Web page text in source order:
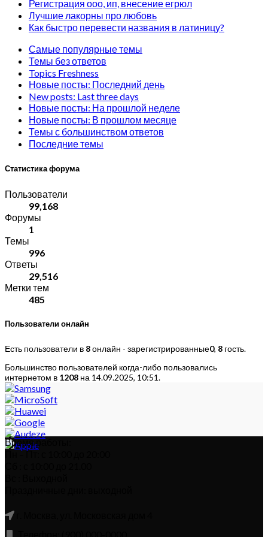
Регистрация ооо, ип, внесение егрюл
Лучшие лакорны про любовь
Как быстро перевести названия в латиницу?
Самые популярные темы
Темы без ответов
Topics Freshness
Новые посты: Последний день
New posts: Last three days
Новые посты: На прошлой неделе
Новые посты: В прошлом месяце
Темы с большинством ответов
Последние темы
Статистика форума
Пользователи
99,168
Форумы
1
Темы
996
Ответы
29,516
Метки тем
485
Пользователи онлайн
Есть пользователи в 8онлайн - зарегистрированные0, 8 гость.
Большинство пользователей когда-либо пользовались
интернетом в 1208 на 14.09.2025, 10:51.
Время работы:
Пн – Пт: с 10:00 до 20:00